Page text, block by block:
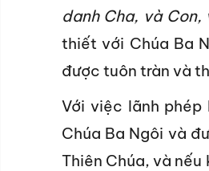
danh Cha, và Con,
thiết với Chúa Ba
được tuôn tràn và
Với việc lãnh
Chúa Ba Ngôi và
Thiên Chúa, và